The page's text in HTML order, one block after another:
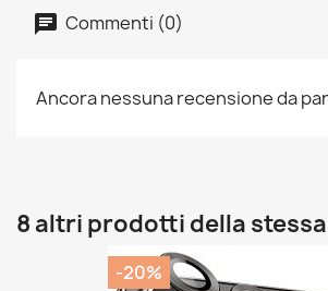
Commenti (0)
Ancora nessuna recensione da
8 altri prodotti della
-20%